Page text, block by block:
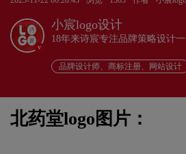
v
小宸logo设计
18年来诗宸专注品牌策略设计
品牌设计师、商标注册、网站设计
北药堂logo图片：